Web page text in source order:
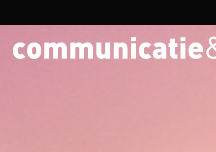
Overslaan en naar de inhoud gaan